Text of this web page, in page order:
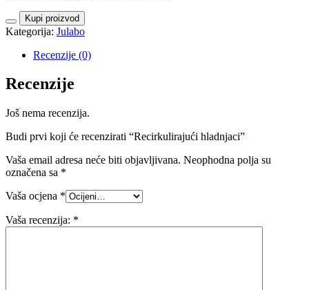
Kupi proizvod
Kategorija: Julabo
Recenzije (0)
Recenzije
Još nema recenzija.
Budi prvi koji će recenzirati “Recirkulirajući hladnjaci”
Vaša email adresa neće biti objavljivana. Neophodna polja su
označena sa *
Vaša ocjena *
Vaša recenzija: *